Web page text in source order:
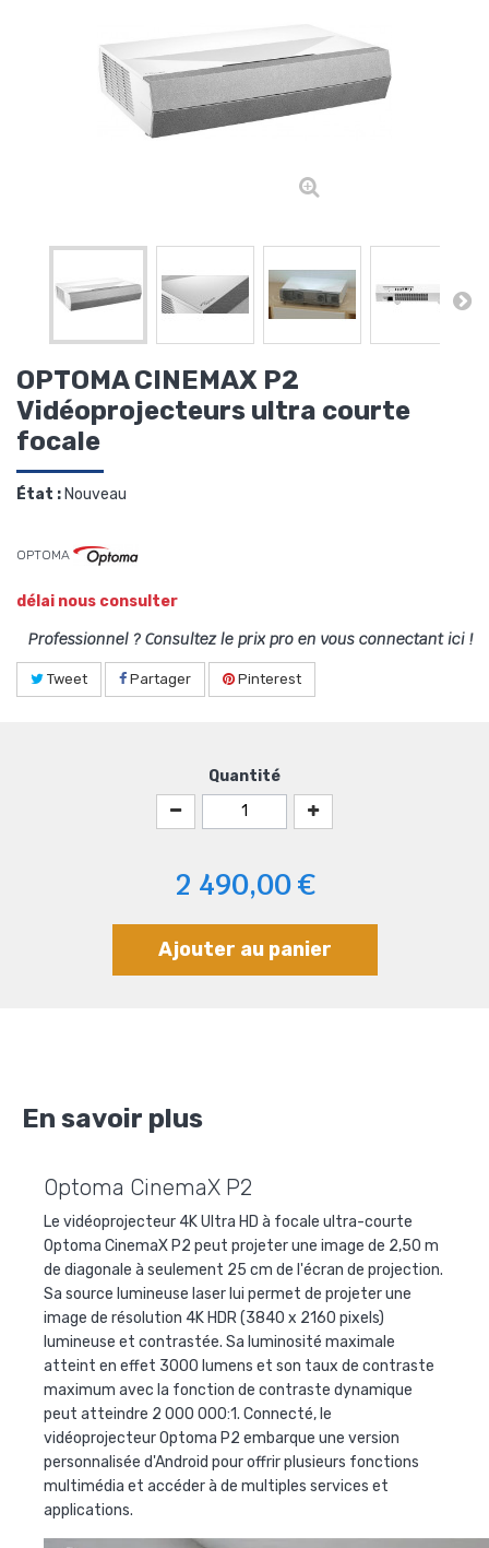
OPTOMA CINEMAX P2
Vidéoprojecteurs ultra courte
focale
État :Nouveau
OPTOMA
délai nous consulter
Professionnel ? Consultez le prix pro en vous connectant ici !
Tweet Partager Pinterest
Quantité
2 490,00 €
Ajouter au panier
En savoir plus
Optoma CinemaX P2
Le vidéoprojecteur 4K Ultra HD à focale ultra-courte
Optoma CinemaX P2 peut projeter une image de 2,50 m
de diagonale à seulement 25 cm de l'écran de projection.
Sa source lumineuse laser lui permet de projeter une
image de résolution 4K HDR (3840 x 2160 pixels)
lumineuse et contrastée. Sa luminosité maximale
atteint en effet 3000 lumens et son taux de contraste
maximum avec la fonction de contraste dynamique
peut atteindre 2 000 000:1. Connecté, le
vidéoprojecteur Optoma P2 embarque une version
personnalisée d'Android pour offrir plusieurs fonctions
multimédia et accéder à de multiples services et
applications.